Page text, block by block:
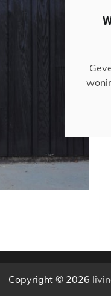
Copyright © 2026